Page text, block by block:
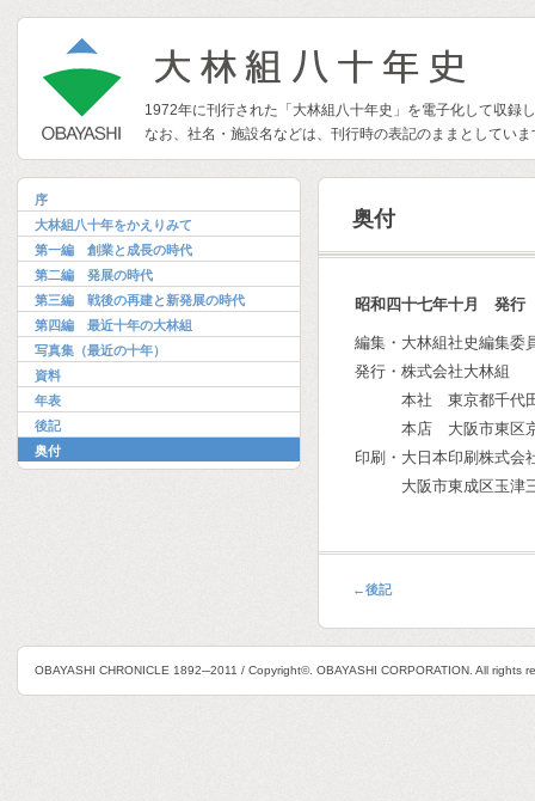
1972年に刊行された「大林組八十年史」を電子化して収録
なお、社名・施設名などは、刊行時の表記のままとしてい
序
大林組八十年をかえりみて
第一編 創業と成長の時代
第二編 発展の時代
第三編 戦後の再建と新発展の時代
第四編 最近十年の大林組
写真集（最近の十年）
資料
年表
後記
奥付
奥付
昭和四十七年十月 発行
編集・大林組社史編集委
発行・株式会社大林組
本社 東京都千代田
本店 大阪市東区京
印刷・大日本印刷株式会
大阪市東成区玉津三
←後記
OBAYASHI CHRONICLE 1892─2011 / Copyright©. OBAYASHI CORPORATION. All rights